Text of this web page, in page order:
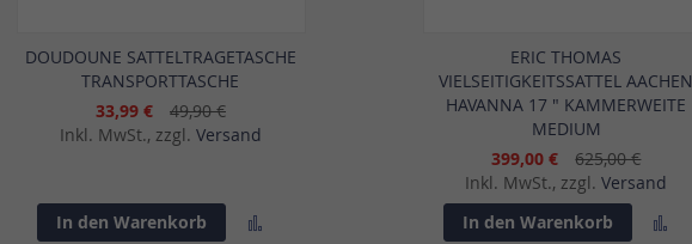
DOUDOUNE SATTELTRAGETASCHE
TRANSPORTTASCHE
33,99 €
49,90 €
Inkl. MwSt., zzgl. Versand
In den Warenkorb
ERIC THOMAS
VIELSEITIGKEITSSATTEL AACHEN
HAVANNA 17 " KAMMERWEITE
MEDIUM
399,00 €
625,00 €
Inkl. MwSt., zzgl.Versand
In den Warenkorb